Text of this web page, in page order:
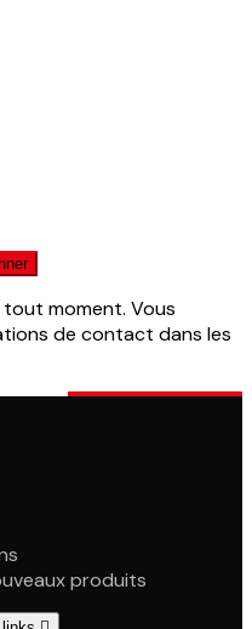
moment. Vous
de contact dans les
produits